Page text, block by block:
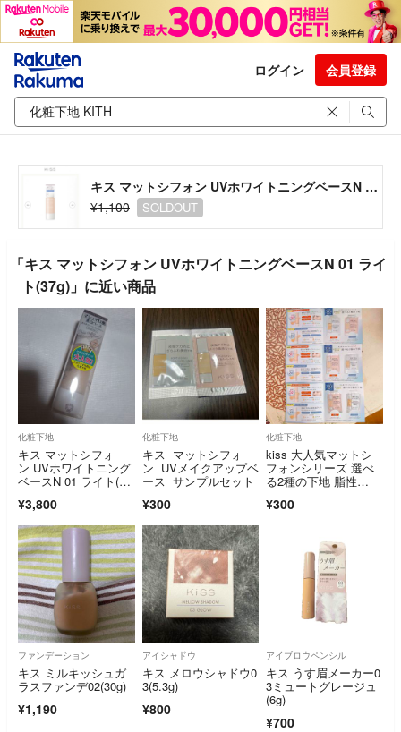
ログイン 会員登録
キス マットシフォン UVホワイトニングベースN 01 ライト(37g)
¥1,100
SOLDOUT
「キス マットシフォン UVホワイトニングベースN 01 ライ
ト(37g)」に近い商品
化粧下地
キス マットシフォ
ン UVホワイトニング
ベースN 01 ライト(37
¥3,800
化粧下地
キス マットシフォ
ン UVメイクアップベ
ース サンプルセット
¥300
化粧下地
kiss 大人気マットシ
フォンシリーズ 選べ
る2種の下地 脂性
ー 皮脂テカ防止 メイ
¥300
ファンデーション
キス ミルキッシュガ
ラスファンデ02(30g)
¥1,190
アイシャドウ
キス メロウシャドウ0
3(5.3g)
¥800
アイブロウペンシル
キス うす眉メーカー0
3ミュートグレージュ
(6g)
¥700